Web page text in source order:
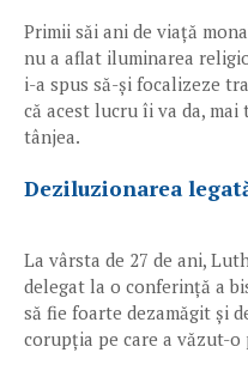
Primii săi ani de viață
nu a aflat iluminarea
i-a spus să-și focalizeze
că acest lucru îi va da,
tânjea.
Deziluzionarea
La vârsta de 27 de ani,
delegat la o conferință a
să fie foarte dezamăgit și
corupția pe care a văzut-